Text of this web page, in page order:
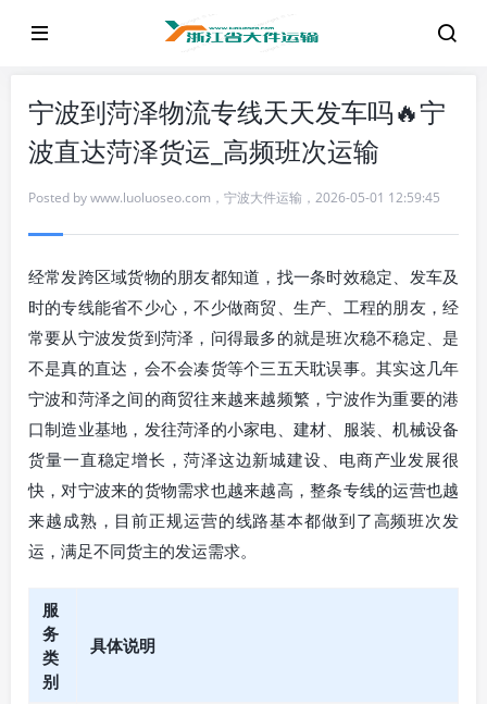
宁波到菏泽物流专线天天发车吗🔥宁
波直达菏泽货运_高频班次运输
Posted bywww.luoluoseo.com ， 宁波大件运输 ， 2026-05-01 12:59:45
经常发跨区域货物的朋友都知道，找一条时效稳定、发车及
时的专线能省不少心，不少做商贸、生产、工程的朋友，经
常要从宁波发货到菏泽，问得最多的就是班次稳不稳定、是
不是真的直达，会不会凑货等个三五天耽误事。其实这几年
宁波和菏泽之间的商贸往来越来越频繁，宁波作为重要的港
口制造业基地，发往菏泽的小家电、建材、服装、机械设备
货量一直稳定增长，菏泽这边新城建设、电商产业发展很
快，对宁波来的货物需求也越来越高，整条专线的运营也越
来越成熟，目前正规运营的线路基本都做到了高频班次发
运，满足不同货主的发运需求。
服
务
类
别
具体说明